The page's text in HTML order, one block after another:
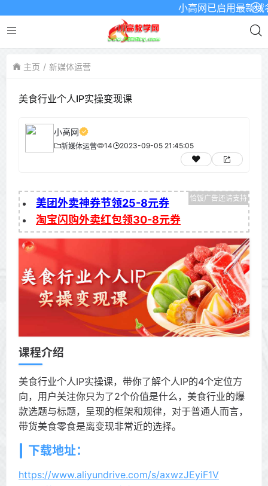
小高网已启用最新域
主页 新媒体运营
美食行业个人IP实操变现课
小高网
新媒体运营 14 2023-09-05 21:45:05
美团外卖神券节领25-8元券
淘宝闪购外卖红包领30-8元券
课程介绍
美食行业个人IP实操课，带你了解个人IP的4个定位方
向，用户关注你只为了2个价值是什么，美食行业的爆
款选题与标题，呈现的框架和规律，对于普通人而言，
带货美食零食是离变现非常近的选择。
下载地址：
https://www.aliyundrive.com/s/axwzJEyiF1V